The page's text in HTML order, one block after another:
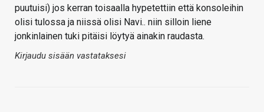
puutuisi) jos kerran toisaalla hypetettiin että konsoleihin
olisi tulossa ja niissä olisi Navi.. niin silloin liene
jonkinlainen tuki pitäisi löytyä ainakin raudasta.
Kirjaudu sisään vastataksesi